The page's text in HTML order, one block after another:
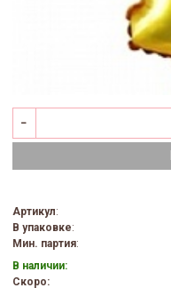
Артикул:
В упаковке:
Мин. партия:
В наличии:
Скоро: